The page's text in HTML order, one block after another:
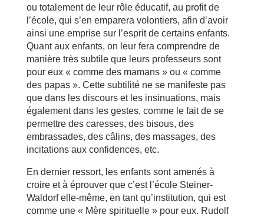
ou totalement de leur rôle éducatif, au profit de
l’école, qui s’en emparera volontiers, afin d’avoir
ainsi une emprise sur l’esprit de certains enfants.
Quant aux enfants, on leur fera comprendre de
manière très subtile que leurs professeurs sont
pour eux « comme des mamans » ou « comme
des papas ». Cette subtilité ne se manifeste pas
que dans les discours et les insinuations, mais
également dans les gestes, comme le fait de se
permettre des caresses, des bisous, des
embrassades, des câlins, des massages, des
incitations aux confidences, etc.
En dernier ressort, les enfants sont amenés à
croire et à éprouver que c’est l’école Steiner-
Waldorf elle-même, en tant qu’institution, qui est
comme une « Mère spirituelle » pour eux. Rudolf